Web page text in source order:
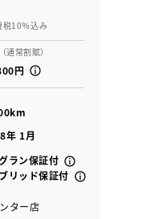
10％込み
常割賦）
円
年 1月
ラン保証付
リッド保証付
ター店